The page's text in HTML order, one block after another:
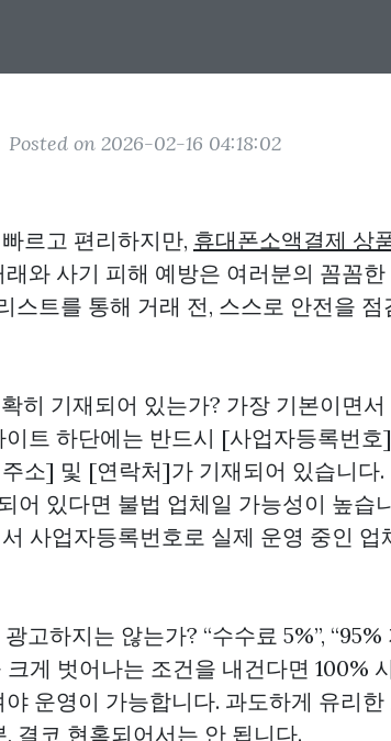
Posted on 2026-02-16 04:18:02
르고 편리하지만, 휴대폰소액결제 상
와 사기 피해 예방은 여러분의 꼼꼼한
스트를 통해 거래 전, 스스로 안전을
히 기재되어 있는가? 가장 기본이면
트 하단에는 반드시 [사업자등록번
소] 및 [연락처]가 기재되어 있습니다.
어 있다면 불법 업체일 가능성이 높습
사업자등록번호로 실제 운영 중인 업
고하지는 않는가? “수수료 5%”, “95%
게 벗어나는 조건을 내건다면 100%
운영이 가능합니다. 과도하게 유리
결코 현혹되어서는 안 됩니다.